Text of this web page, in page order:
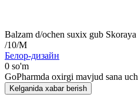
Balzam d/ochen suxix gub
/10/M
Белор-дизайн
0 so'm
GoPharmda oxirgi mavjud sana
Kelganida xabar berish